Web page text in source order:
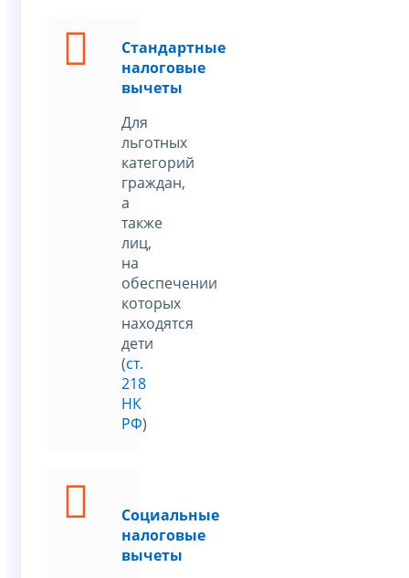
Стандартные
налоговые
вычеты
Для
льготных
категорий
граждан,
а
также
лиц,
на
обеспечении
которых
находятся
дети
(ст.
218
НК
РФ)
Социальные
налоговые
вычеты